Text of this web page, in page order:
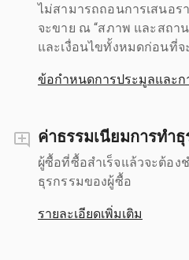
ไม่สามารถถอนการเสนอร
จะขาย ณ “สภาพ และสถา
และเงื่อนไขทั้งหมดก่อนที่จ
ข้อกำหนดการประมูลและก
ค่าธรรมเนียมการทำธุ
ผู้ซื้อที่ซื้อสำเร็จแล้วจะต้อง
ธุรกรรมของผู้ซื้อ
รายละเอียดเพิ่มเติม